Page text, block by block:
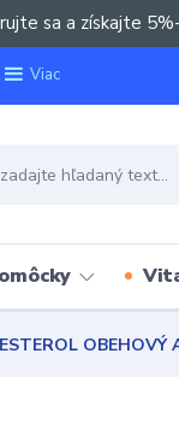
sa a získajte
Viac
OBEHOVÝ